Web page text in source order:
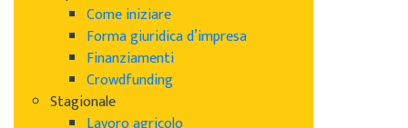
Come iniziare
Forma giuridica d’impresa
Finanziamenti
Crowdfunding
Stagionale